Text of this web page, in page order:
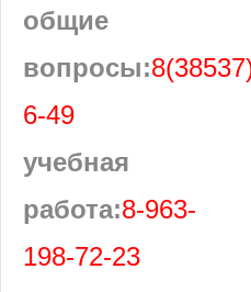
общие
вопросы:
6-49
учебная
работа:8-963-
198-72-23